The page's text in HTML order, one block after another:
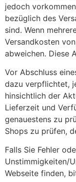
jedoch
bezüglich des
sind. Wenn
Versandkosten
abweichen. Diese
Vor Abschluss
dazu verpflichtet,
hinsichtlich der
Lieferzeit und
genauestens zu
Shops zu prüfen,
Falls Sie Fehler
Unstimmigkeiten/
Webseite finden,